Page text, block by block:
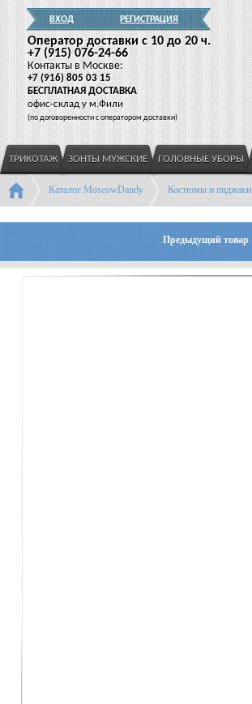
ВХОД РЕГИСТРАЦИЯ
Оператор доставки c 10 до 20 ч.
+7 (915) 076-24-66
Контакты в Москве:
+7 (916) 805 03 15
БЕСПЛАТНАЯ ДОСТАВКА
офис-склад у м.Фили
(по договоренности с оператором доставки)
ТРИКОТАЖ ЗОНТЫ МУЖСКИЕ ГОЛОВНЫЕ УБОРЫ
Каталог MoscowDandy Костюмы и пиджаки
Предыдущий товар